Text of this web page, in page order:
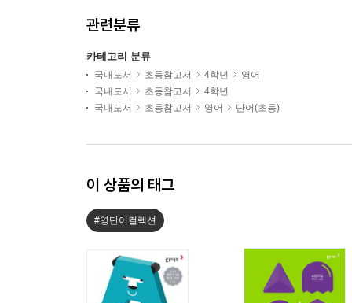
관련분류
카테고리 분류
국내도서 초등참고서 4학년
영어
국내도서
초등참고서
4학년
국내도서
초등참고서 영어 단어(초등)
이 상품의 태그
#영단어컬렉션